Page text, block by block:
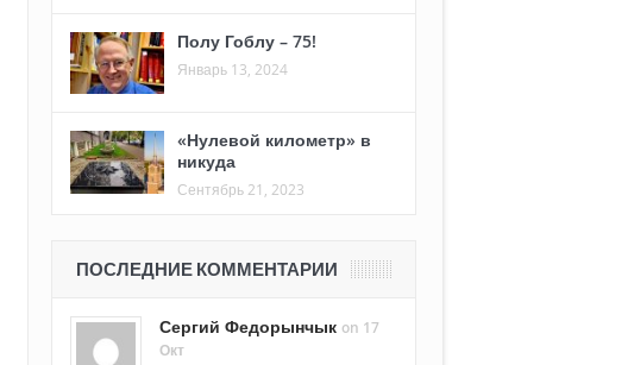
Полу Гоблу – 75!
Январь 13, 2024
«Нулевой километр» в
никуда
Сентябрь 21, 2023
ПОСЛЕДНИЕ КОММЕНТАРИИ
Сергий Федорынчык on 17
Окт